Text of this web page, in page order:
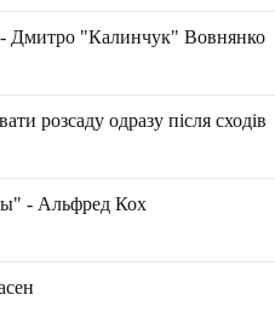
"Калинчук" Вовнянко
розсаду одразу після сходів
- Альфред Кох